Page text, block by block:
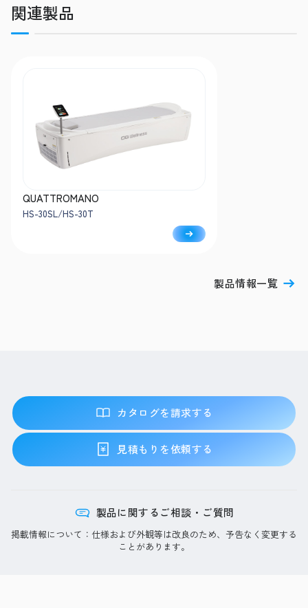
関連製品
QUATTROMANO
HS-30SL/HS-30T
製品情報一覧
カタログを請求する
見積もりを依頼する
製品に関するご相談・ご質問
掲載情報について：仕様および外観等は改良のため、予告なく変更する
ことがあります。